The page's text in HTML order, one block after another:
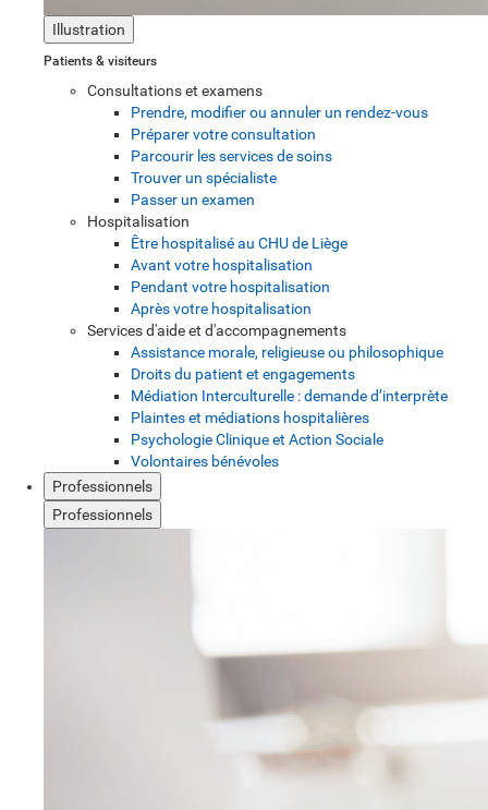
Illustration
Patients & visiteurs
Consultations et examens
Prendre, modifier ou annuler un rendez-vous
Préparer votre consultation
Parcourir les services de soins
Trouver un spécialiste
Passer un examen
Hospitalisation
Être hospitalisé au CHU de Liège
Avant votre hospitalisation
Pendant votre hospitalisation
Après votre hospitalisation
Services d'aide et d'accompagnements
Assistance morale, religieuse ou philosophique
Droits du patient et engagements
Médiation Interculturelle : demande d’interprète
Plaintes et médiations hospitalières
Psychologie Clinique et Action Sociale
Volontaires bénévoles
Professionnels
Professionnels